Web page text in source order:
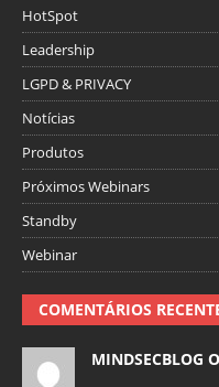
HotSpot
Leadership
LGPD & PRIVACY
Notícias
Produtos
Próximos Webinars
Standby
Webinar
COMENTÁRIOS
MINDSECBLOG